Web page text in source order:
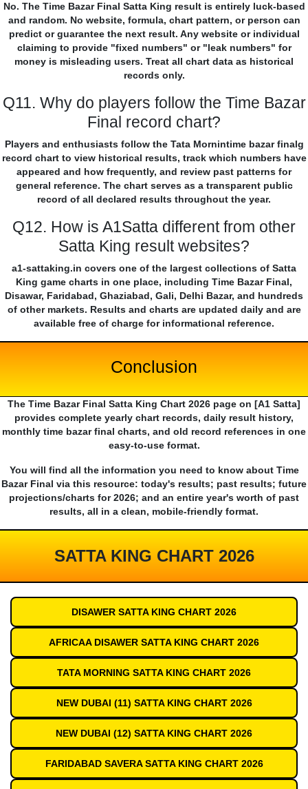
No. The Time Bazar Final Satta King result is entirely luck-based
and random. No website, formula, chart pattern, or person can
predict or guarantee the next result. Any website or individual
claiming to provide "fixed numbers" or "leak numbers" for
money is misleading users. Treat all chart data as historical
records only.
Q11. Why do players follow the Time Bazar
Final record chart?
Players and enthusiasts follow the Tata Mornintime bazar finalg
record chart to view historical results, track which numbers have
appeared and how frequently, and review past patterns for
general reference. The chart serves as a transparent public
record of all declared results throughout the year.
Q12. How is A1Satta different from other
Satta King result websites?
a1-sattaking.in covers one of the largest collections of Satta
King game charts in one place, including Time Bazar Final,
Disawar, Faridabad, Ghaziabad, Gali, Delhi Bazar, and hundreds
of other markets. Results and charts are updated daily and are
available free of charge for informational reference.
Conclusion
The Time Bazar Final Satta King Chart 2026 page on [A1 Satta]
provides complete yearly chart records, daily result history,
monthly time bazar final charts, and old record references in one
easy-to-use format.
You will find all the information you need to know about Time
Bazar Final via this resource: today's results; past results; future
projections/charts for 2026; and an entire year's worth of past
results, all in a clean, mobile-friendly format.
SATTA KING CHART 2026
DISAWER SATTA KING CHART 2026
AFRICAA DISAWER SATTA KING CHART 2026
TATA MORNING SATTA KING CHART 2026
NEW DUBAI (11) SATTA KING CHART 2026
NEW DUBAI (12) SATTA KING CHART 2026
FARIDABAD SAVERA SATTA KING CHART 2026